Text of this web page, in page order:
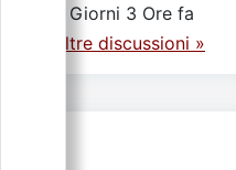
4 Giorni 3 Ore fa
Altre discussioni »